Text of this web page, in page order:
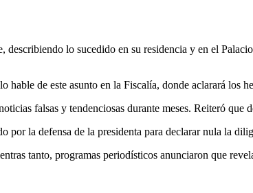
lo sucedido en su residencia y en el
de este asunto en la Fiscalía, donde aclarará los
falsas y tendenciosas durante meses. Reiteró que
la defensa de la presidenta para declarar nula la
tanto, programas periodísticos anunciaron que